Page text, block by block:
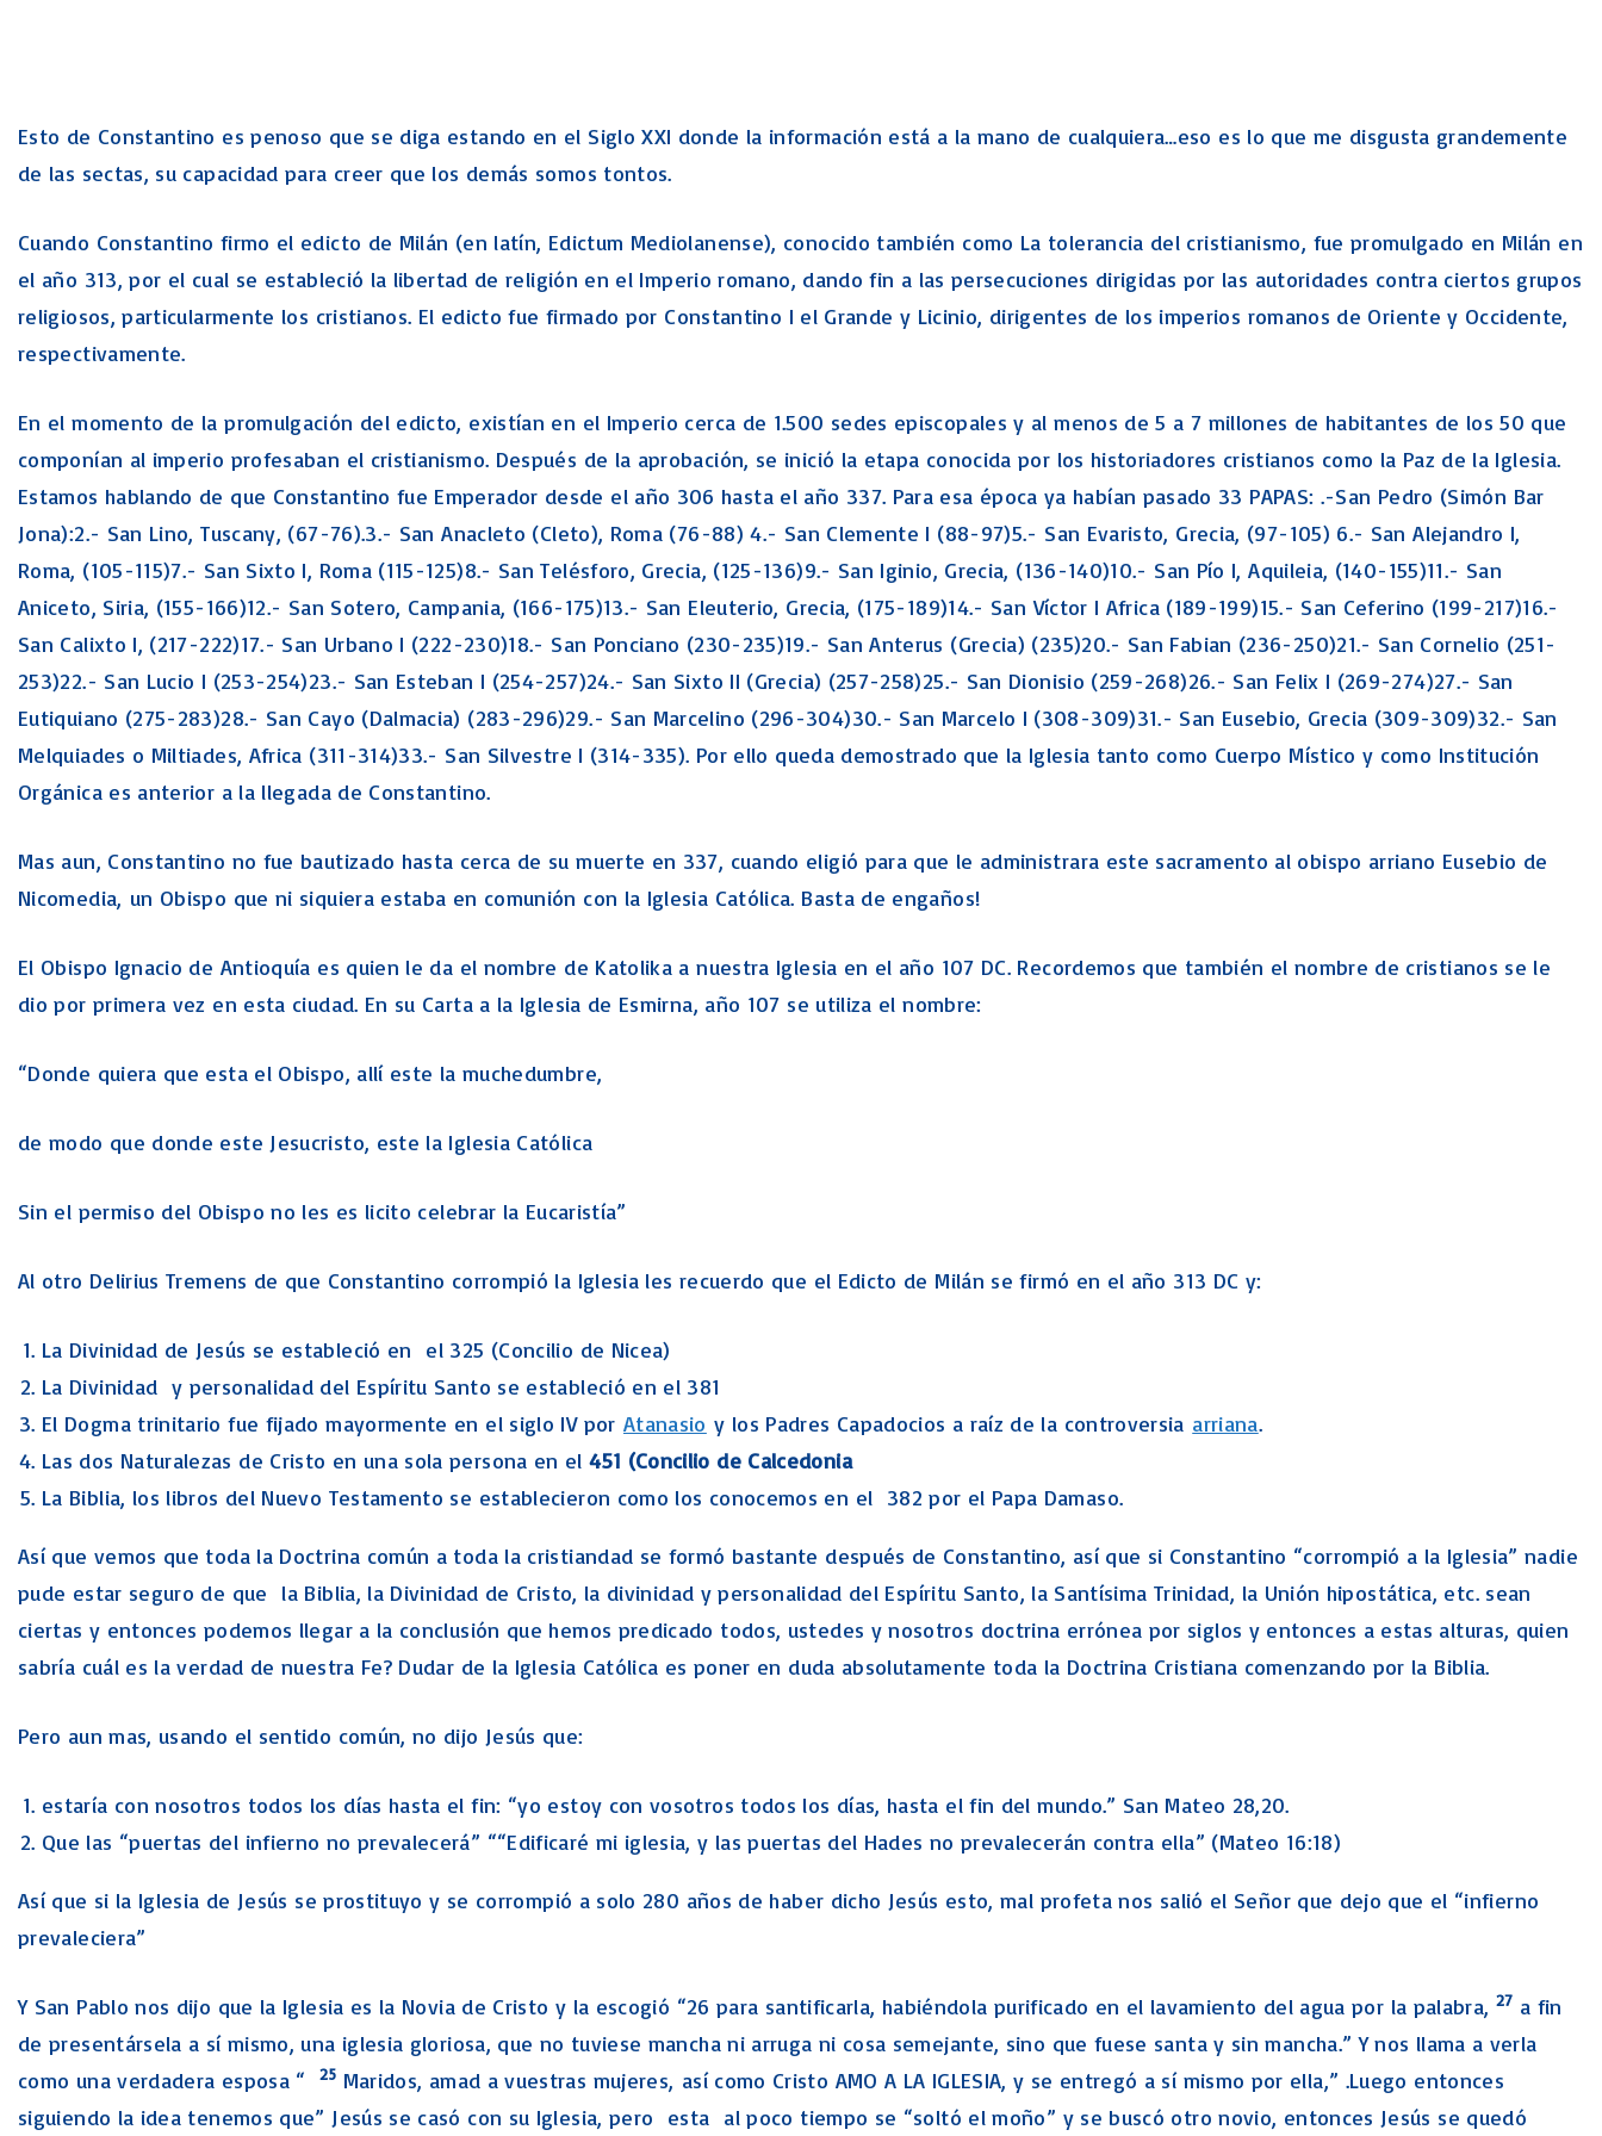
2 Reyes
Tobit
Judith
Esther
Macabeos
Libro de los Salmos
LOS PROFETAS
JEREMIAS
EZEQUIEL
El Profeta Oseas
El Profeta Joel
Nahúm (profeta)
Esto de Constantino es penoso que se diga estando en el Siglo XXI donde la información está a la mano de cualquiera…eso es lo que me disgusta grandemente
de las sectas, su capacidad para creer que los demás somos tontos.
Cuando Constantino firmo el edicto de Milán (en latín, Edictum Mediolanense), conocido también como La tolerancia del cristianismo, fue promulgado en Milán en
el año 313, por el cual se estableció la libertad de religión en el Imperio romano, dando fin a las persecuciones dirigidas por las autoridades contra ciertos grupos
religiosos, particularmente los cristianos. El edicto fue firmado por Constantino I el Grande y Licinio, dirigentes de los imperios romanos de Oriente y Occidente,
respectivamente.
En el momento de la promulgación del edicto, existían en el Imperio cerca de 1.500 sedes episcopales y al menos de 5 a 7 millones de habitantes de los 50 que
componían al imperio profesaban el cristianismo. Después de la aprobación, se inició la etapa conocida por los historiadores cristianos como la Paz de la Iglesia.
Estamos hablando de que Constantino fue Emperador desde el año 306 hasta el año 337. Para esa época ya habían pasado 33 PAPAS: .-San Pedro (Simón Bar
Jona):2.- San Lino, Tuscany, (67-76).3.- San Anacleto (Cleto), Roma (76-88) 4.- San Clemente I (88-97)5.- San Evaristo, Grecia, (97-105) 6.- San Alejandro I,
Roma, (105-115)7.- San Sixto I, Roma (115-125)8.- San Telésforo, Grecia, (125-136)9.- San Iginio, Grecia, (136-140)10.- San Pío I, Aquileia, (140-155)11.- San
Aniceto, Siria, (155-166)12.- San Sotero, Campania, (166-175)13.- San Eleuterio, Grecia, (175-189)14.- San Víctor I Africa (189-199)15.- San Ceferino (199-217)16.-
San Calixto I, (217-222)17.- San Urbano I (222-230)18.- San Ponciano (230-235)19.- San Anterus (Grecia) (235)20.- San Fabian (236-250)21.- San Cornelio (251-
253)22.- San Lucio I (253-254)23.- San Esteban I (254-257)24.- San Sixto II (Grecia) (257-258)25.- San Dionisio (259-268)26.- San Felix I (269-274)27.- San
Eutiquiano (275-283)28.- San Cayo (Dalmacia) (283-296)29.- San Marcelino (296-304)30.- San Marcelo I (308-309)31.- San Eusebio, Grecia (309-309)32.- San
Melquiades o Miltiades, Africa (311-314)33.- San Silvestre I (314-335). Por ello queda demostrado que la Iglesia tanto como Cuerpo Místico y como Institución
Orgánica es anterior a la llegada de Constantino.
Mas aun, Constantino no fue bautizado hasta cerca de su muerte en 337, cuando eligió para que le administrara este sacramento al obispo arriano Eusebio de
Nicomedia, un Obispo que ni siquiera estaba en comunión con la Iglesia Católica. Basta de engaños!
El Obispo Ignacio de Antioquía es quien le da el nombre de Katolika a nuestra Iglesia en el año 107 DC. Recordemos que también el nombre de cristianos se le
dio por primera vez en esta ciudad. En su Carta a la Iglesia de Esmirna, año 107 se utiliza el nombre:
“Donde quiera que esta el Obispo, allí este la muchedumbre,
de modo que donde este Jesucristo, este la Iglesia Católica
Sin el permiso del Obispo no les es licito celebrar la Eucaristía”
Al otro Delirius Tremens de que Constantino corrompió la Iglesia les recuerdo que el Edicto de Milán se firmó en el año 313 DC y:
La Divinidad de Jesús se estableció en el 325 (Concilio de Nicea)
La Divinidad y personalidad del Espíritu Santo se estableció en el 381
El Dogma trinitario fue fijado mayormente en el siglo IV por Atanasio y los Padres Capadocios a raíz de la controversia arriana.
Las dos Naturalezas de Cristo en una sola persona en el451 (Concilio de Calcedonia
La Biblia, los libros del Nuevo Testamento se establecieron como los conocemos en el 382 por el Papa Damaso.
Así que vemos que toda la Doctrina común a toda la cristiandad se formó bastante después de Constantino, así que si Constantino “corrompió a la Iglesia” nadie
pude estar seguro de que la Biblia, la Divinidad de Cristo, la divinidad y personalidad del Espíritu Santo, la Santísima Trinidad, la Unión hipostática, etc. sean
ciertas y entonces podemos llegar a la conclusión que hemos predicado todos, ustedes y nosotros doctrina errónea por siglos y entonces a estas alturas, quien
sabría cuál es la verdad de nuestra Fe? Dudar de la Iglesia Católica es poner en duda absolutamente toda la Doctrina Cristiana comenzando por la Biblia.
Pero aun mas, usando el sentido común, no dijo Jesús que:
estaría con nosotros todos los días hasta el fin: “yo estoy con vosotros todos los días, hasta el fin del mundo.” San Mateo 28,20.
Que las “puertas del infierno no prevalecerá” ““Edificaré mi iglesia, y las puertas del Hades no prevalecerán contra ella” (Mateo 16:18)
Así que si la Iglesia de Jesús se prostituyo y se corrompió a solo 280 años de haber dicho Jesús esto, mal profeta nos salió el Señor que dejo que el “infierno
prevaleciera”
Y San Pablo nos dijo que la Iglesia es la Novia de Cristo y la escogió “26 para santificarla, habiéndola purificado en el lavamiento del agua por la palabra, 27 a fin
de presentársela a sí mismo, una iglesia gloriosa, que no tuviese mancha ni arruga ni cosa semejante, sino que fuese santa y sin mancha.” Y nos llama a verla
como una verdadera esposa “25 Maridos, amad a vuestras mujeres, así como Cristo AMO A LA IGLESIA, y se entregó a sí mismo por ella,” .Luego entonces
siguiendo la idea tenemos que” Jesús se casó con su Iglesia, pero esta al poco tiempo se “soltó el moño” y se buscó otro novio, entonces Jesús se quedó